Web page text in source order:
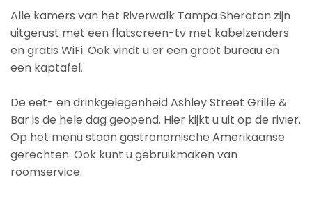
Alle kamers van het Riverwalk Tampa Sheraton zijn
uitgerust met een flatscreen-tv met kabelzenders
en gratis WiFi. Ook vindt u er een groot bureau en
een kaptafel.
De eet- en drinkgelegenheid Ashley Street Grille &
Bar is de hele dag geopend. Hier kijkt u uit op de rivier.
Op het menu staan gastronomische Amerikaanse
gerechten. Ook kunt u gebruikmaken van
roomservice.